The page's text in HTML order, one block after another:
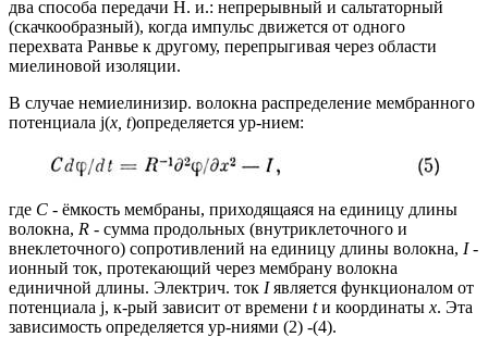
два способа передачи Н. и.: непрерывный и сальтаторный
(скачкообразный), когда импульс движется от одного
перехвата Ранвье к другому, перепрыгивая через области
миелиновой изоляции.
В случае немиелинизир. волокна распределение мембранного
потенциала j(x, t)определяется ур-нием:
где С - ёмкость мембраны, приходящаяся на единицу длины
волокна, R - сумма продольных (внутриклеточного и
внеклеточного) сопротивлений на единицу длины волокна, I-
ионный ток, протекающий через мембрану волокна
единичной длины. Электрич. ток Iявляется функционалом от
потенциала j, к-рый зависит от времени tи координаты х. Эта
зависимость определяется ур-ниями (2) -(4).